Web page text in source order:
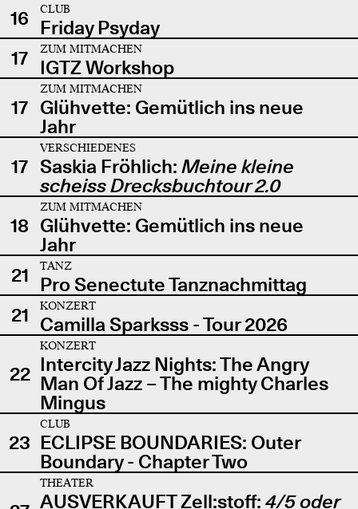
16
CLUB
Friday Psyday
17
ZUM MITMACHEN
IGTZ Workshop
17
ZUM MITMACHEN
Glühvette: Gemütlich ins neue
Jahr
17
VERSCHIEDENES
Saskia Fröhlich: Meine kleine
scheiss Drecksbuchtour 2.0
18
ZUM MITMACHEN
Glühvette: Gemütlich ins neue
Jahr
21
TANZ
Pro Senectute Tanznachmittag
21
KONZERT
Camilla Sparksss - Tour 2026
22
KONZERT
Intercity Jazz Nights: The Angry
Man Of Jazz – The mighty Charles
Mingus
23
CLUB
ECLIPSE BOUNDARIES: Outer
Boundary - Chapter Two
THEATER
AUSVERKAUFT Zell:stoff: 4/5 oder